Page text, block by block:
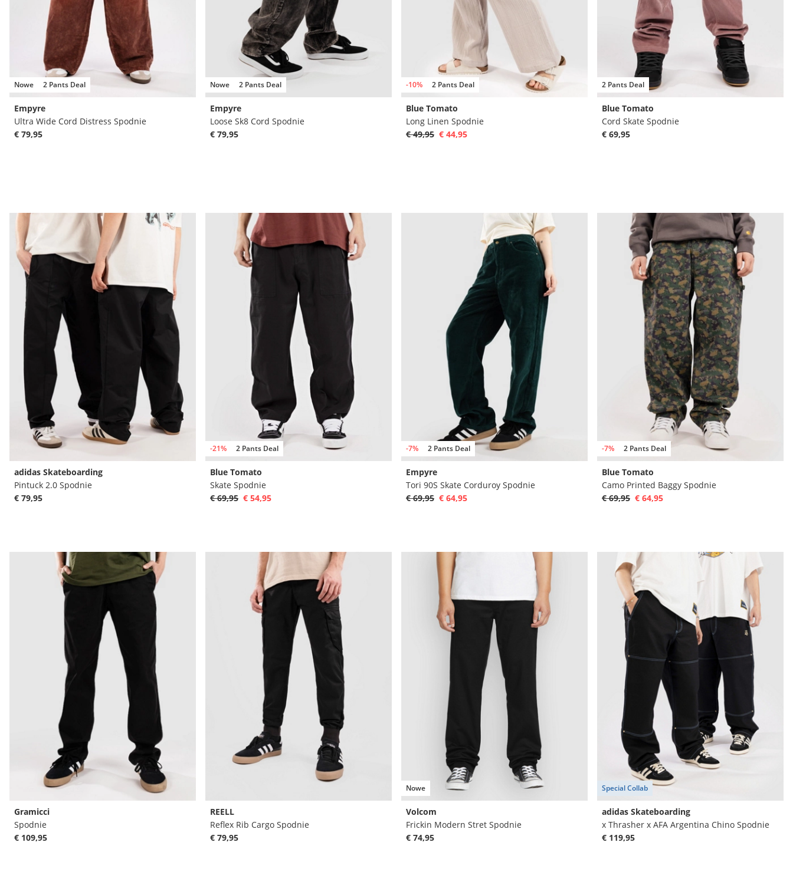
Nowe 2 Pants Deal
Empyre
Ultra Wide Cord Distress Spodnie
€ 79,95
Nowe 2 Pants Deal
Empyre
Loose Sk8 Cord Spodnie
€ 79,95
-10% 2 Pants Deal
Blue Tomato
Long Linen Spodnie
€ 49,95 € 44,95
2 Pants Deal
Blue Tomato
Cord Skate Spodnie
€ 69,95
adidas Skateboarding
Pintuck 2.0 Spodnie
€ 79,95
-21% 2 Pants Deal
Blue Tomato
Skate Spodnie
€ 69,95 € 54,95
-7% 2 Pants Deal
Empyre
Tori 90S Skate Corduroy Spodnie
€ 69,95 € 64,95
-7% 2 Pants Deal
Blue Tomato
Camo Printed Baggy Spodnie
€ 69,95 € 64,95
Gramicci
Spodnie
€ 109,95
REELL
Reflex Rib Cargo Spodnie
€ 79,95
Nowe
Volcom
Frickin Modern Stret Spodnie
€ 74,95
Special Collab
adidas Skateboarding
x Thrasher x AFA Argentina Chino Spodnie
€ 119,95